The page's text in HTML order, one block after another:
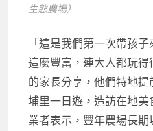
生態農場）
「這是我們第一次帶孩
這麼豐富，連大人都玩
的家長分享，他們特地
埔里一日遊，造訪在地美
業者表示，豐年農場長期